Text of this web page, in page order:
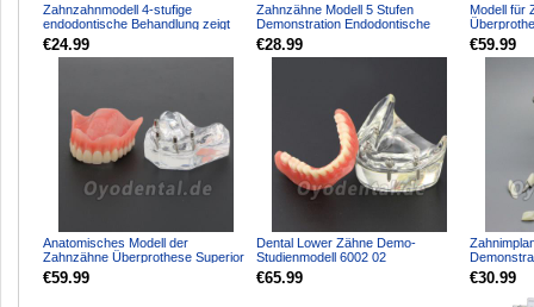
Zahnzahnmodell 4-stufige
endodontische Behandlung zeigt
anatomisches M4018-01
€24.99
Zahnzähne Modell 5 Stufen
Demonstration Endodontische
Behandlung Wurzelkanal Sch...
€28.99
Modell für
€59.99
Anatomisches Modell der
Zahnzähne Überprothese Superior
mit 4 Implantaten Demo M...
€59.99
Dental Lower Zähne Demo-
Studienmodell 6002 02
Overdenture Unten 4 Implantate
€65.99 €30.99